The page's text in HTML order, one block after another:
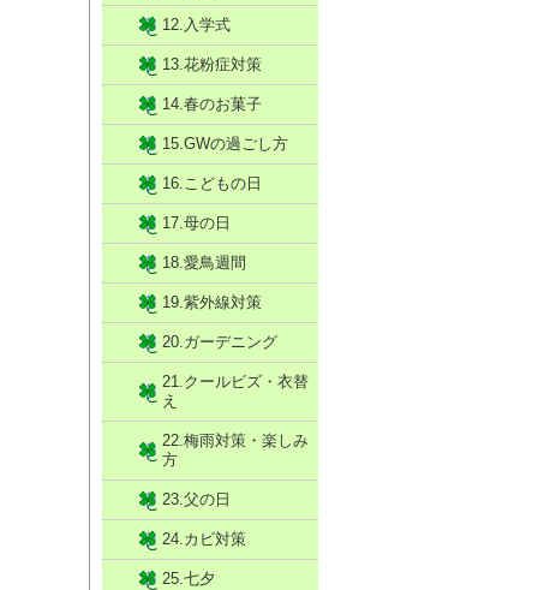
12.入学式
13.花粉症対策
14.春のお菓子
15.GWの過ごし方
16.こどもの日
17.母の日
18.愛鳥週間
19.紫外線対策
20.ガーデニング
21.クールビズ・衣替
え
22.梅雨対策・楽しみ
方
23.父の日
24.カビ対策
25.七夕